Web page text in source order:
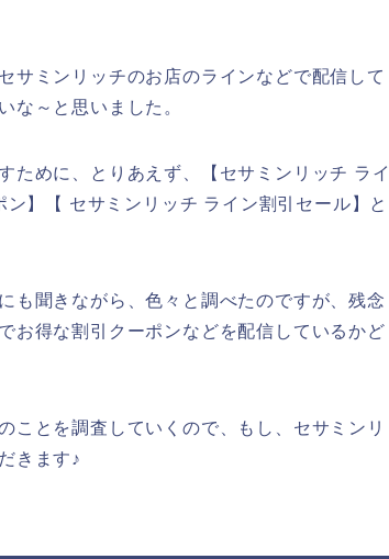
サミンリッチのお店のラインなどで配信して
な～と思いました。
ために、とりあえず、【セサミンリッチ ライ
】【 セサミンリッチ ライン割引セール】と
も聞きながら、色々と調べたのですが、残念
お得な割引クーポンなどを配信しているかど
ことを調査していくので、もし、セサミンリ
きます♪